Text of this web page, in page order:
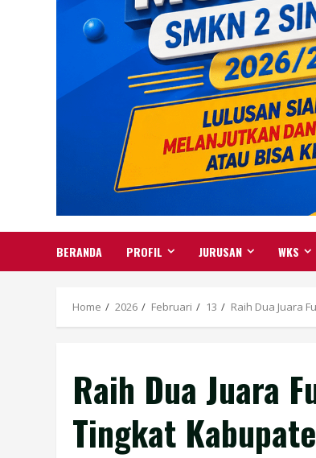
BERANDA PROFIL JURUSAN WKS
Home 2026 Februari 13 Raih Dua Juara
Raih Dua Juara
Tingkat